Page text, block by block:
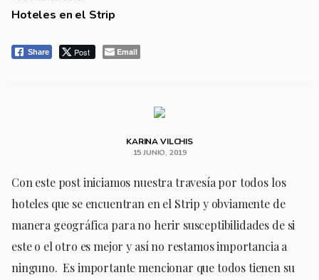
Hoteles en el Strip
Share Post Email
KARINA VILCHIS
15 JUNIO, 2019
Con este post iniciamos nuestra travesía por todos los
hoteles que se encuentran en el Strip y obviamente de
manera geográfica para no herir susceptibilidades de si
este o el otro es mejor y así no restamos importancia a
ninguno. Es importante mencionar que todos tienen su